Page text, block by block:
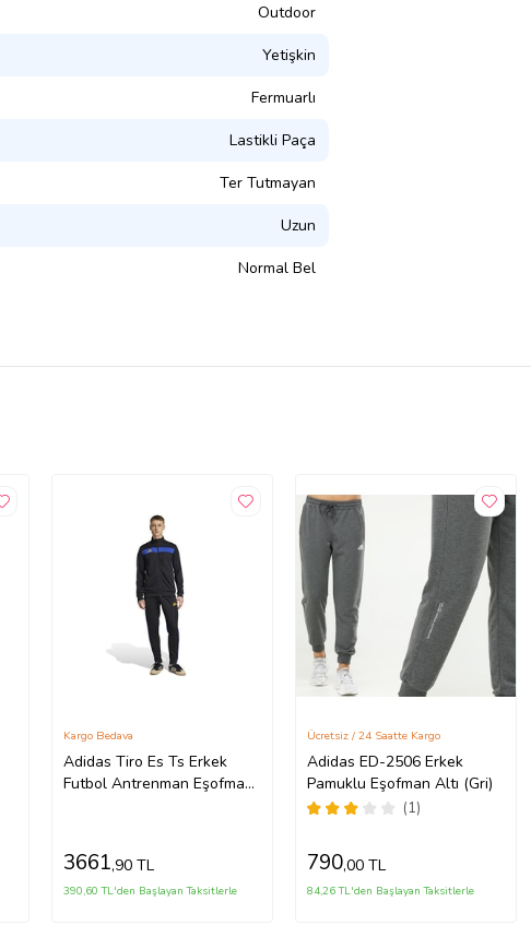
Outdoor
Yetişkin
Fermuarlı
Lastikli Paça
Ter Tutmayan
Uzun
Normal Bel
Adidas Tiro Es Ts Erkek
Futbol Antrenman Eşofman
Kargo Bedava
3661,90 TL
390,60 TL'den Başlayan Taksitlerle
Adidas ED-2506 Erkek
Pamuklu Eşofman Altı (Gri)
(1)
Ücretsiz / 24 Saatte Kargo
790,00 TL
84,26 TL'den Başlayan Taksitlerle